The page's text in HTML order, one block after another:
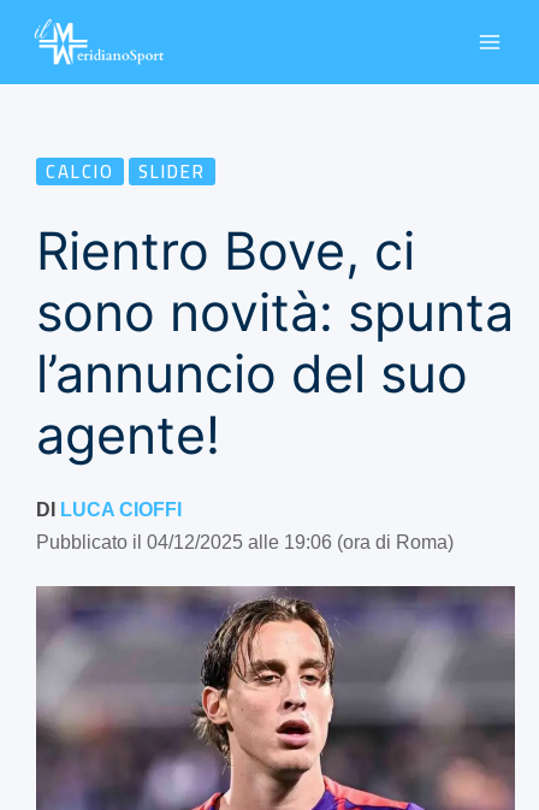
CALCIO SLIDER
Rientro Bove, ci
sono novità: spunta
l’annuncio del suo
agente!
DI LUCA CIOFFI
Pubblicato il 04/12/2025 alle 19:06 (ora di Roma)